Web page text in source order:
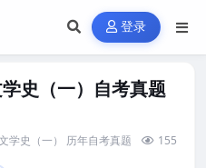
登录
史（一）自考真题
学史（一） 历年自考真题 155